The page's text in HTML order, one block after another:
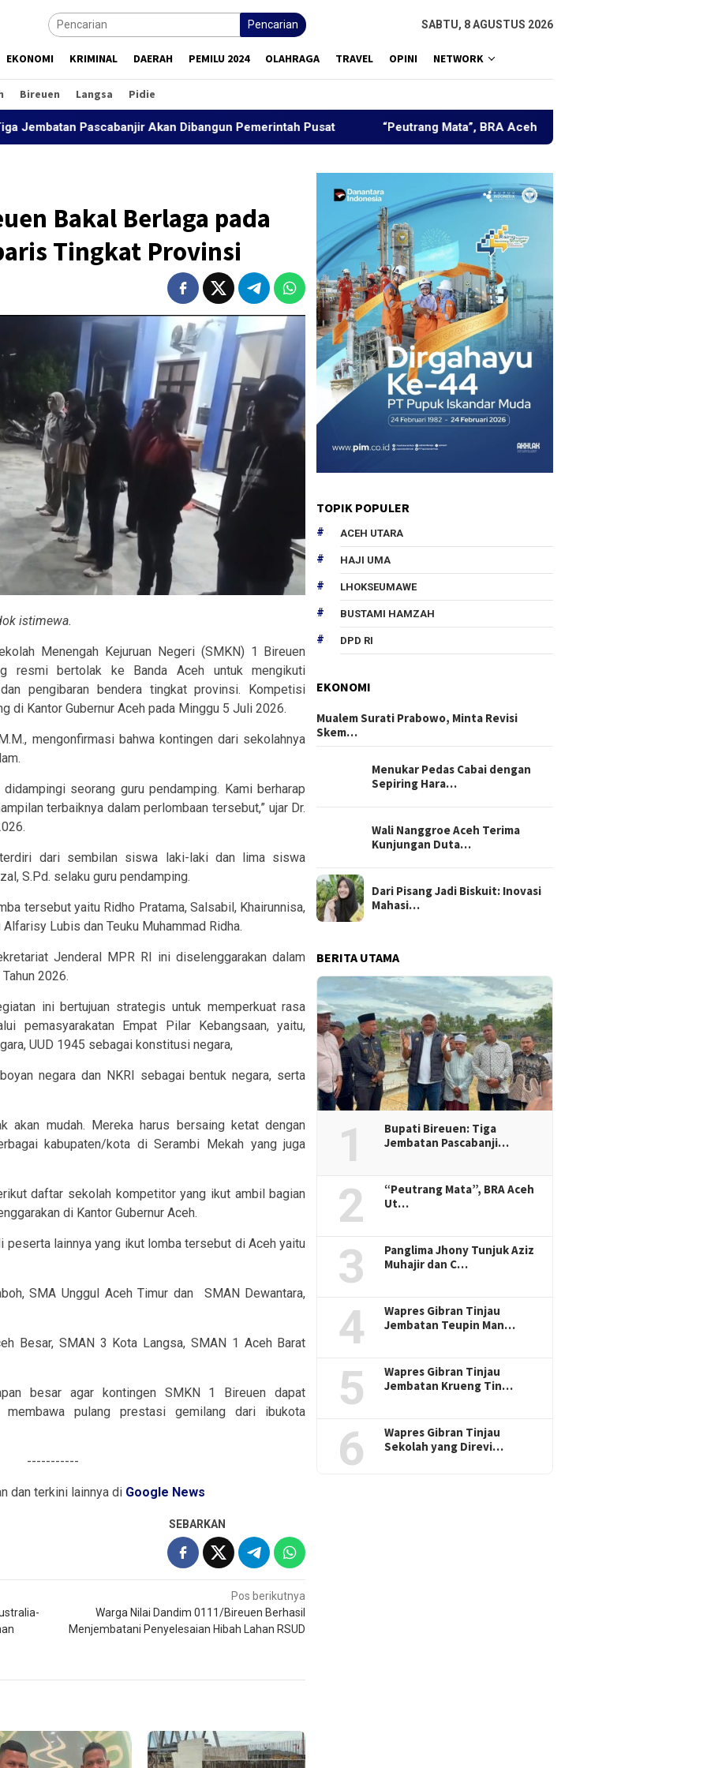
Pencarian SABTU, 8 AGUSTUS 2026
EKONOMI KRIMINAL DAERAH PEMILU 2024 OLAHRAGA TRAVEL OPINI NETWORK
Bireuen Langsa Pidie
Akan Dibangun Pemerintah Pusat “Peutrang Mata”, BRA Aceh Utara Himpun Berbagai Elemen Bahas
Bakal Berlaga pada
Tingkat Provinsi
istimewa.
Menengah Kejuruan Negeri (SMKN) 1 Bireuen
resmi bertolak ke Banda Aceh untuk mengikuti
pengibaran bendera tingkat provinsi. Kompetisi
di Kantor Gubernur Aceh pada Minggu 5 Juli 2026.
mengonfirmasi bahwa kontingen dari sekolahnya
seorang guru pendamping. Kami berharap
terbaiknya dalam perlombaan tersebut,” ujar Dr.
dari sembilan siswa laki-laki dan lima siswa
S.Pd. selaku guru pendamping.
tersebut yaitu Ridho Pratama, Salsabil, Khairunnisa,
Lubis dan Teuku Muhammad Ridha.
Jenderal MPR RI ini diselenggarakan dalam
2026.
ini bertujuan strategis untuk memperkuat rasa
pemasyarakatan Empat Pilar Kebangsaan, yaitu,
UUD 1945 sebagai konstitusi negara,
negara dan NKRI sebagai bentuk negara, serta
akan mudah. Mereka harus bersaing ketat dengan
kabupaten/kota di Serambi Mekah yang juga
daftar sekolah kompetitor yang ikut ambil bagian
di Kantor Gubernur Aceh.
peserta lainnya yang ikut lomba tersebut di Aceh yaitu
SMA Unggul Aceh Timur dan SMAN Dewantara,
Besar, SMAN 3 Kota Langsa, SMAN 1 Aceh Barat
besar agar kontingen SMKN 1 Bireuen dapat
membawa pulang prestasi gemilang dari ibukota
-----------
dan terkini lainnya di Google News
SEBARKAN
Pos berikutnya
Warga Nilai Dandim 0111/Bireuen Berhasil
Menjembatani Penyelesaian Hibah Lahan RSUD
TOPIK POPULER
ACEH UTARA
HAJI UMA
LHOKSEUMAWE
BUSTAMI HAMZAH
DPD RI
EKONOMI
Mualem Surati Prabowo, Minta Revisi
Skem…
Menukar Pedas Cabai dengan
Sepiring Hara…
Wali Nanggroe Aceh Terima
Kunjungan Duta…
Dari Pisang Jadi Biskuit: Inovasi
Mahasi…
BERITA UTAMA
1
Bupati Bireuen: Tiga
Jembatan Pascabanji…
2
“Peutrang Mata”, BRA Aceh
Ut…
3
Panglima Jhony Tunjuk Aziz
Muhajir dan C…
4
Wapres Gibran Tinjau
Jembatan Teupin Man…
5
Wapres Gibran Tinjau
Jembatan Krueng Tin…
6
Wapres Gibran Tinjau
Sekolah yang Direvi…